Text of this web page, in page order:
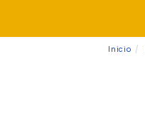
Inicio